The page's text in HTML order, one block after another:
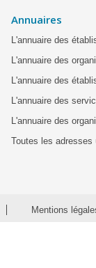
Annuaires
L'annuaire des
L'annuaire des
L'annuaire des
L'annuaire des
L'annuaire des
Toutes les adresses
Mentions